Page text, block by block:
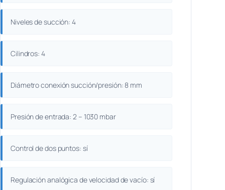
Niveles de succión: 4
Cilindros: 4
Diámetro conexión succión/presión: 8 mm
Presión de entrada: 2 – 1030 mbar
Control de dos puntos: sí
Regulación analógica de velocidad de vacío: sí